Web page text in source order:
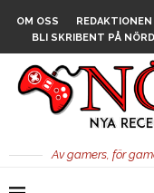
OM OSS REDAKTIONEN
BLI SKRIBENT PÅ
Av gamers, för